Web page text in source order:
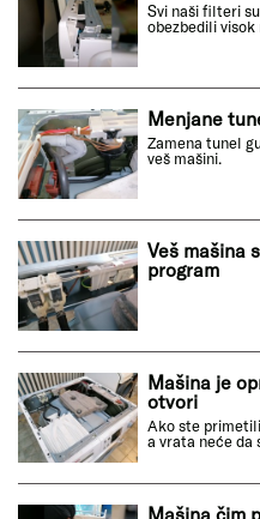
Svi naši filteri
obezbedili
Menjane
Zamena tunel
veš mašini.
Veš mašina
program
Mašina je
otvori
Ako ste
a vrata neće da
Mašina čim